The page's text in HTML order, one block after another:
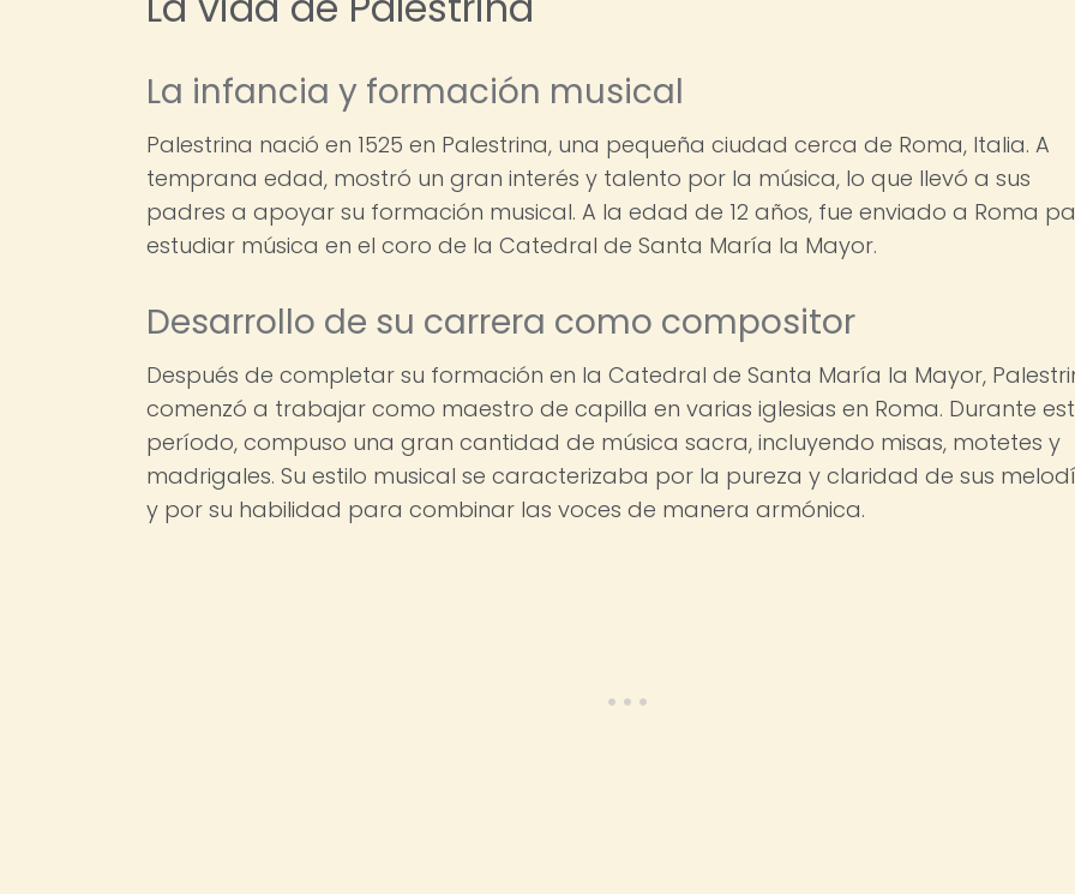
La infancia y formación musical
Palestrina nació en 1525 en Palestrina, una pequeña ciudad cerca de Roma, Italia. A
temprana edad, mostró un gran interés y talento por la música, lo que llevó a sus
padres a apoyar su formación musical. A la edad de 12 años, fue enviado a Roma
estudiar música en el coro de la Catedral de Santa María la Mayor.
Desarrollo de su carrera como compositor
Después de completar su formación en la Catedral de Santa María la Mayor,
comenzó a trabajar como maestro de capilla en varias iglesias en Roma. Durante
período, compuso una gran cantidad de música sacra, incluyendo misas, motetes y
madrigales. Su estilo musical se caracterizaba por la pureza y claridad de sus
y por su habilidad para combinar las voces de manera armónica.